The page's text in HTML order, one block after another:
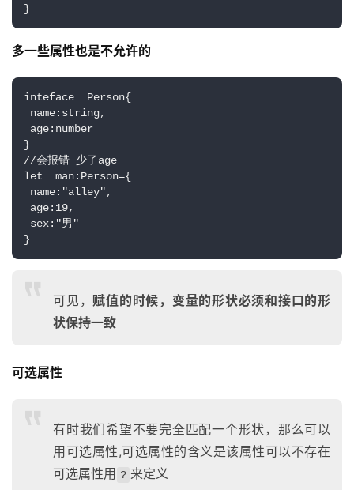
}
多一些属性也是不允许的
inteface  Person{
name:string,
age:number
}
//会报错 少了age
let  man:Person={
name:"alley",
age:19,
sex:"男"
}
可见， 赋值的时候，变量的形状必须和接口的形
状保持一致
可选属性
有时我们希望不要完全匹配一个形状，那么可以
用可选属性,可选属性的含义是该属性可以不存在
可选属性用 ? 来定义